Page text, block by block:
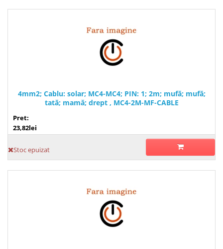
4mm2; Cablu: solar; MC4-MC4; PIN: 1; 2m; mufă; mufă;
tată; mamă; drept , MC4-2M-MF-CABLE
Pret:
23,82lei
Stoc epuizat